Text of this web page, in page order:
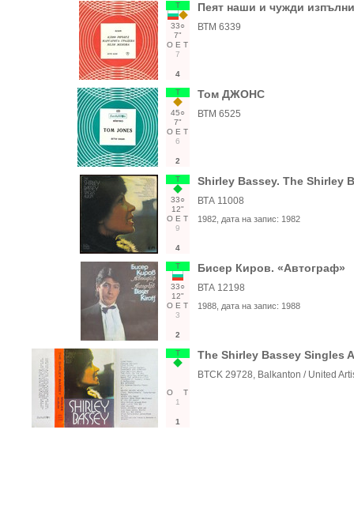
Т
33○
7"
О Е Т
7
4
Пеят наши и чужди
ВТМ 6339
Т
45○
7"
О Е Т
6
2
Том ДЖОНС
ВТМ 6525
Т
33○
12"
О Е Т
9
4
Shirley Bassey. The Shirley
ВТА 11008
1982 , дата на запис: 1982
Т
33○
12"
О Е Т
3
2
Бисер Киров. «Автограф»
ВТА 12198
1988 , дата на запис: 1988
Т
О
Т
1
1
The Shirley Bassey Singles
BTCK 29728, Balkanton / United